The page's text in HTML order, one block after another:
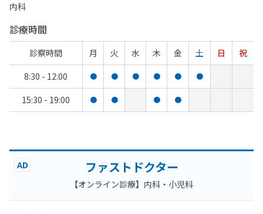
内科
診療時間
診察時間 月 火 水 木 金 土 日
祝
8:30 - 12:00
● ● ● ● ● ●
15:30 - 19:00 ● ● ● ●
AD ファストドクター
【オンライン診療】内科・小児科